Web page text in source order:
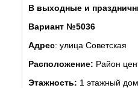
В выходные и
Вариант №5036
Адрес: улица Советская
Расположение: Район
Этажность: 1 этажный дом